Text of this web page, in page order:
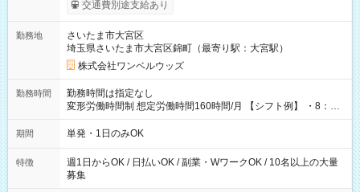
ンビニATMから 日払い分を引き落とせます！ 【試用期間】試
交通費別途支給あり
勤務地
さいたま市大宮区
埼玉県さいたま市大宮区錦町（最寄り駅：大宮駅）
株式会社ワンベルウッズ
勤務時間
勤務時間は指定なし
変形労働時間制 想定労働時間160時間/月 【シフト例】 ・8：00
～21：00
期間 単発・1日のみOK
特徴
週1日からOK / 日払いOK / 副業・WワークOK / 10名以上の大量
募集